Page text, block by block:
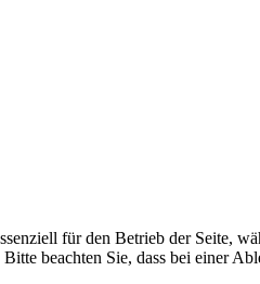
für den Betrieb der Seite,
beachten Sie, dass bei einer